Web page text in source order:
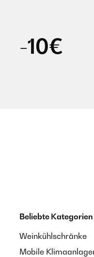
-10€
Beliebte Kategorien
Weinkühlschränke
Mobile